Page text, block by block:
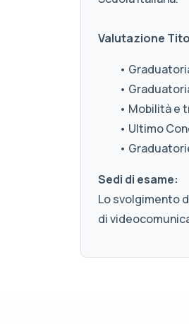
Valutazione
•
•
• Mobilità e
• Ultimo
•
Sedi di esame:
Lo svolgimento
di